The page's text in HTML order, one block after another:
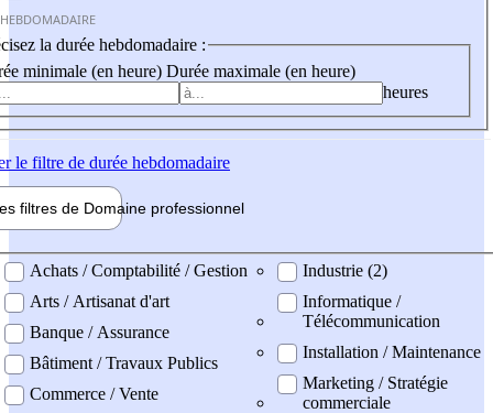
la durée hebdomadaire :
minimale (en heure) Durée maximale (en heure)
heures
le filtre de durée hebdomadaire
filtres de Domaine professionnel
professionel
Achats / Comptabilité / Gestion
Arts / Artisanat d'art
Banque / Assurance
Bâtiment / Travaux Publics
Commerce / Vente
Industrie (2)
Informatique /
Télécommunication
Installation / Maintenance
Marketing / Stratégie
commerciale